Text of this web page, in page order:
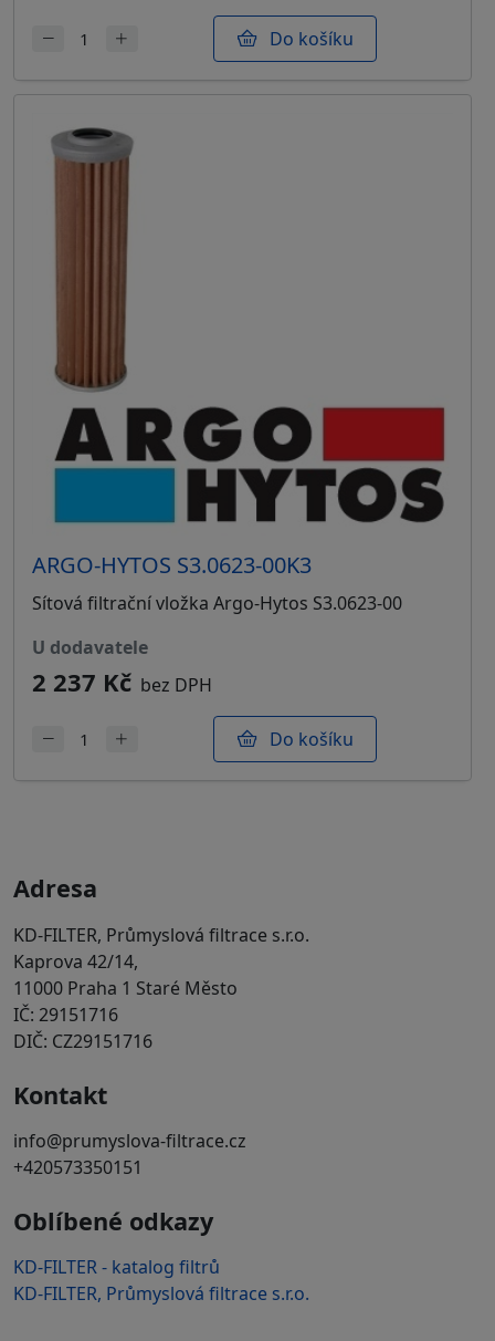
Do košíku
ARGO-HYTOS S3.0623-00K3
Sítová filtrační vložka Argo-Hytos S3.0623-00
u dodavatele
2 237 Kč bez DPH
Do košíku
Adresa
KD-FILTER, Průmyslová filtrace s.r.o.
Kaprova 42/14,
11000 Praha 1 Staré Město
IČ: 29151716
DIČ: CZ29151716
Kontakt
info@prumyslova-filtrace.cz
+420573350151
Oblíbené odkazy
KD-FILTER - katalog filtrů
KD-FILTER, Průmyslová filtrace s.r.o.